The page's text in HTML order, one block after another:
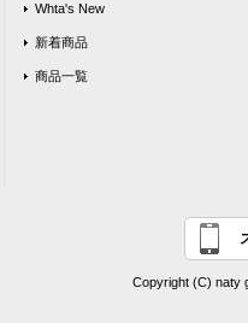
Whta's New
新着商品
商品一覧
Copyright (C) naty